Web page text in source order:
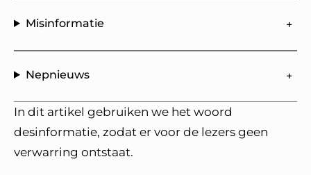
Misinformatie
Nepnieuws
In dit artikel gebruiken we het woord
desinformatie, zodat er voor de lezers geen
verwarring ontstaat.